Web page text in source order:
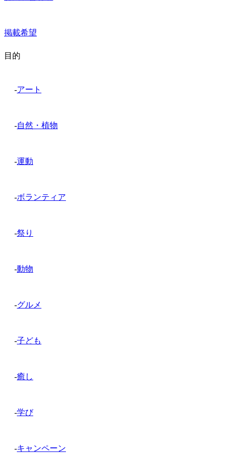
掲載希望
目的
-アート
-自然・植物
-運動
-ボランティア
-祭り
-動物
-グルメ
-子ども
-癒し
-学び
-キャンペーン